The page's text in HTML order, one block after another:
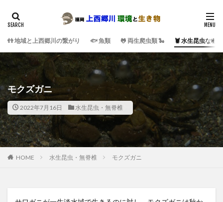
👬 地域と上西郷川の繋がり 🐟 魚類 🐸 両生爬虫類 🐍 🦞 水生昆虫など
モクズガニ
2022年7月16日 水生昆虫・無脊椎
HOME 水生昆虫・無脊椎 モクズガニ